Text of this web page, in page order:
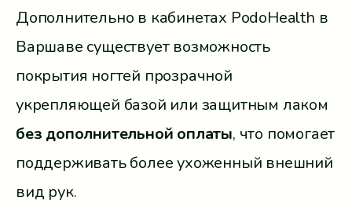
Дополнительно в кабинетах PodoHealth в
Варшаве существует возможность
покрытия ногтей прозрачной
укрепляющей базой или защитным лаком
без дополнительной оплаты, что помогает
поддерживать более ухоженный внешний
вид рук.